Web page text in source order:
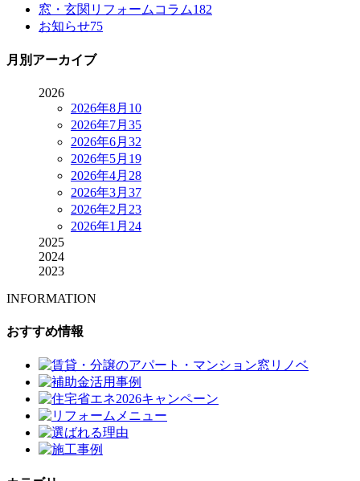
窓・玄関リフォームコラム182
お知らせ75
月別アーカイブ
2026
2026年8月 10
2026年7月 35
2026年6月 32
2026年5月 19
2026年4月 28
2026年3月 37
2026年2月 23
2026年1月 24
2025
2024
2023
INFORMATION
おすすめ情報